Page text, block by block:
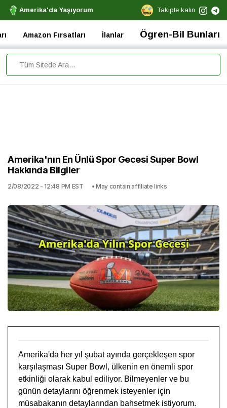
Amerika'da Yaşıyorum Takipte kalın
Amazon Fırsatları İlanlar Ögren-Bil Bunları
Amerika'nın En Ünlü Spor Gecesi Super Bowl
Hakkında Bilgiler
2/08/2022 - 12:48 PM EST • May contain affiliate links
Amerika'da her yıl şubat ayında gerçekleşen spor
karşılaşması Super Bowl, ülkenin en önemli spor
etkinliği olarak kabul ediliyor. Bilmeyenler ve bu
günün detaylarını öğrenmek isteyenler için
müsabakanın detaylarından bahsetmek istiyorum.